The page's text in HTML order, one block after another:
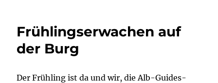
Frühlingserwachen auf
der Burg
Der Frühling ist da und wir, die Alb-Guides-